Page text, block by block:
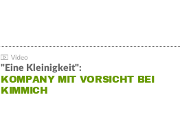
"Eine Kleinigkeit":
KOMPANY MIT VORSICHT BEI
KIMMICH